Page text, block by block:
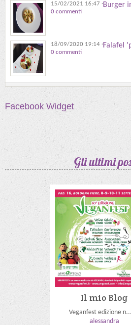
Burger
15/02/2021 16:47 ·
0 commenti
Falafel
18/09/2020 19:14 ·
0 commenti
Facebook Widget
Gli ultimi
Il mio Blog
Veganfest edizione
alessandra